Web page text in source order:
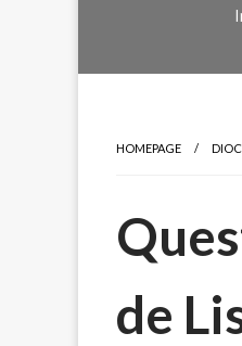
HOMEPAGE
de